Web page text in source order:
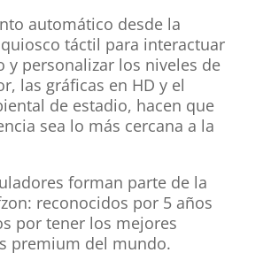
automático desde la
táctil para interactuar
y personalizar los niveles de
las gráficas en HD y el
de estadio, hacen que
sea lo más cercana a la
forman parte de la
reconocidos por 5 años
por tener los mejores
premium del mundo.